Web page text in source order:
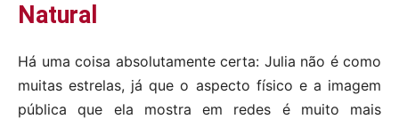
Natural
Há uma coisa absolutamente certa: Julia não é como
muitas estrelas, já que o aspecto físico e a imagem
pública que ela mostra em redes é muito mais